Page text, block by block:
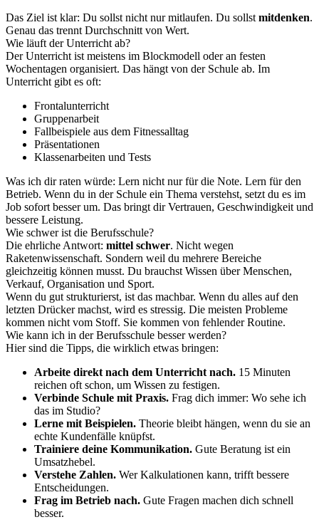
Das Ziel ist klar: Du sollst nicht nur mitlaufen. Du sollst mitdenken.
Genau das trennt Durchschnitt von Wert.
Wie läuft der Unterricht ab?
Der Unterricht ist meistens im Blockmodell oder an festen
Wochentagen organisiert. Das hängt von der Schule ab. Im
Unterricht gibt es oft:
Frontalunterricht
Gruppenarbeit
Fallbeispiele aus dem Fitnessalltag
Präsentationen
Klassenarbeiten und Tests
Was ich dir raten würde: Lern nicht nur für die Note. Lern für den
Betrieb. Wenn du in der Schule ein Thema verstehst, setzt du es im
Job sofort besser um. Das bringt dir Vertrauen, Geschwindigkeit und
bessere Leistung.
Wie schwer ist die Berufsschule?
Die ehrliche Antwort: mittel schwer. Nicht wegen
Raketenwissenschaft. Sondern weil du mehrere Bereiche
gleichzeitig können musst. Du brauchst Wissen über Menschen,
Verkauf, Organisation und Sport.
Wenn du gut strukturierst, ist das machbar. Wenn du alles auf den
letzten Drücker machst, wird es stressig. Die meisten Probleme
kommen nicht vom Stoff. Sie kommen von fehlender Routine.
Wie kann ich in der Berufsschule besser werden?
Hier sind die Tipps, die wirklich etwas bringen:
Arbeite direkt nach dem Unterricht nach. 15 Minuten
reichen oft schon, um Wissen zu festigen.
Verbinde Schule mit Praxis. Frag dich immer: Wo sehe ich
das im Studio?
Lerne mit Beispielen. Theorie bleibt hängen, wenn du sie an
echte Kundenfälle knüpfst.
Trainiere deine Kommunikation. Gute Beratung ist ein
Umsatzhebel.
Verstehe Zahlen. Wer Kalkulationen kann, trifft bessere
Entscheidungen.
Frag im Betrieb nach. Gute Fragen machen dich schnell
besser.